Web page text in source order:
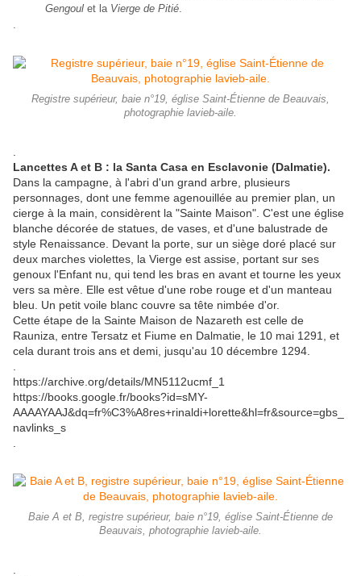
Gengoul et la Vierge de Pitié.
.
Registre supérieur, baie n°19, église Saint-Étienne de Beauvais,
photographie lavieb-aile.
Lancettes A et B : la Santa Casa en Esclavonie (Dalmatie).
Dans la campagne, à l'abri d'un grand arbre, plusieurs
personnages, dont une femme agenouillée au premier plan, un
cierge à la main, considèrent la "Sainte Maison". C'est une église
blanche décorée de statues, de vases, et d'une balustrade de
style Renaissance. Devant la porte, sur un siège doré placé sur
deux marches violettes, la Vierge est assise, portant sur ses
genoux l'Enfant nu, qui tend les bras en avant et tourne les yeux
vers sa mère. Elle est vêtue d'une robe rouge et d'un manteau
bleu. Un petit voile blanc couvre sa tête nimbée d'or.
Cette étape de la Sainte Maison de Nazareth est celle de
Rauniza, entre Tersatz et Fiume en Dalmatie, le 10 mai 1291, et
cela durant trois ans et demi, jusqu'au 10 décembre 1294.
https://archive.org/details/MN5112ucmf_1
https://books.google.fr/books?id=sMY-
AAAAYAAJ&dq=fr%C3%A8res+rinaldi+lorette&hl=fr&source=gbs_
navlinks_s
Baie A et B, registre supérieur, baie n°19, église Saint-Étienne de
Beauvais, photographie lavieb-aile.